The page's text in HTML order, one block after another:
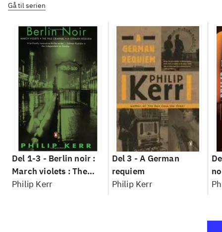
Gå til serien
Del 1-3 - Berlin noir :
March violets : The
pale criminal : A
Philip Kerr
Del 3 -A German
requiem
Philip Kerr